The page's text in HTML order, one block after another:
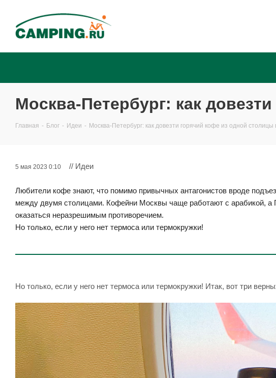
Москва-Петербург: как
Главная - Блог - Идеи - Москва-Петербург: как довезти горячий кофе из одной столицы
5 мая 2023 0:10 // Идеи
Любители кофе знают, что помимо привычных антагонистов вроде
между двумя столицами. Кофейни Москвы чаще работают с арабикой, а
оказаться неразрешимым противоречием.
Но только, если у него нет термоса или термокружки!
Но только, если у него нет термоса или термокружки! Итак, вот три